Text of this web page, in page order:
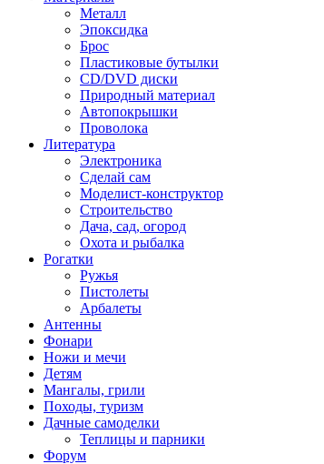
Металл
Эпоксидка
Брос
Пластиковые бутылки
CD/DVD диски
Природный материал
Автопокрышки
Проволока
Литература
Электроника
Сделай сам
Моделист-конструктор
Строительство
Дача, сад, огород
Охота и рыбалка
Рогатки
Ружья
Пистолеты
Арбалеты
Антенны
Фонари
Ножи и мечи
Детям
Мангалы, грили
Походы, туризм
Дачные самоделки
Теплицы и парники
Форум